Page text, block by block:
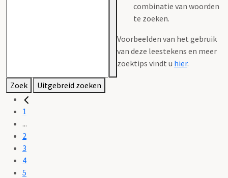
combinatie van woorden
te zoeken.
Voorbeelden van het gebruik
van deze leestekens en meer
zoektips vindt u hier.
Zoek Uitgebreid zoeken
1
...
2
3
4
5